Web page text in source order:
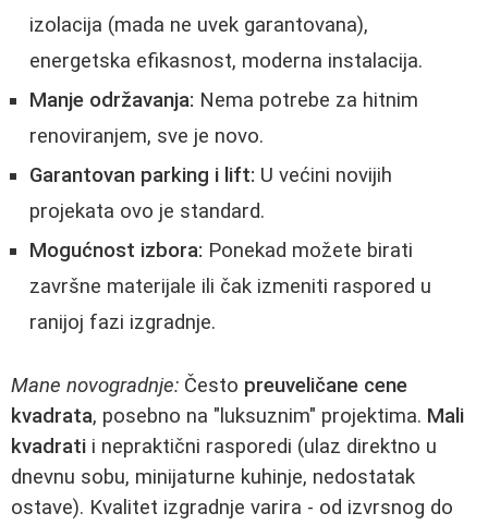
izolacija (mada ne uvek garantovana),
energetska efikasnost, moderna instalacija.
Manje održavanja: Nema potrebe za hitnim
renoviranjem, sve je novo.
Garantovan parking i lift: U većini novijih
projekata ovo je standard.
Mogućnost izbora: Ponekad možete birati
završne materijale ili čak izmeniti raspored u
ranijoj fazi izgradnje.
Mane novogradnje: Često preuveličane cene
kvadrata, posebno na "luksuznim" projektima. Mali
kvadrati i nepraktični rasporedi (ulaz direktno u
dnevnu sobu, minijaturne kuhinje, nedostatak
ostave). Kvalitet izgradnje varira - od izvrsnog do